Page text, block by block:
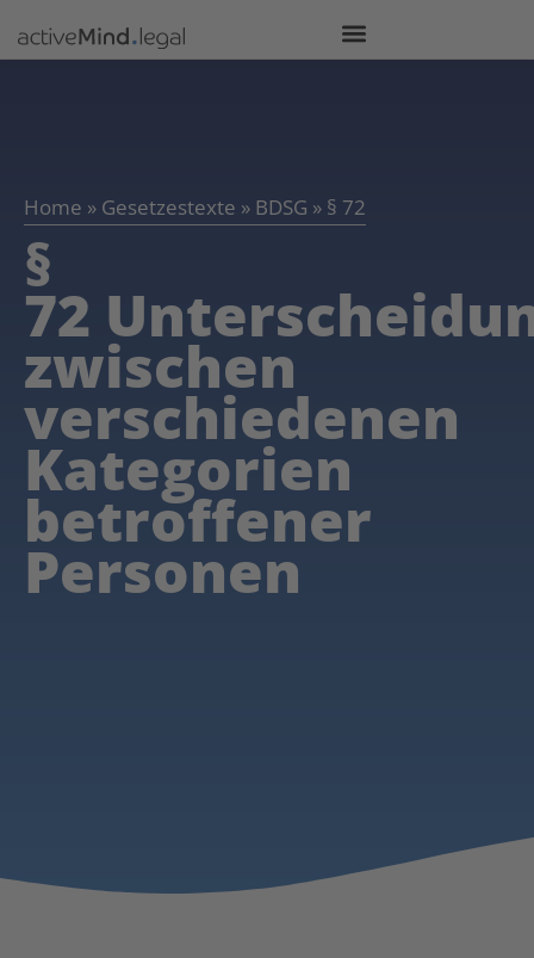
Home » Gesetzestexte » BDSG » § 72
§
72
zwischen
verschiedenen
Kategorien
betroffener
Personen